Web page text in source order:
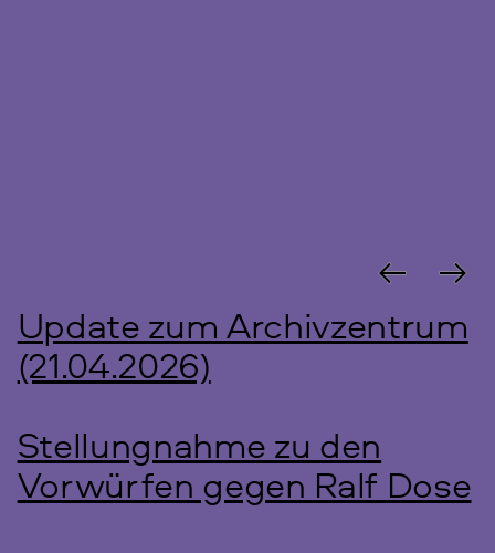
Update zum Archivzentrum
(21.04.2026)
Stellungnahme zu den
Vorwürfen gegen Ralf Dose